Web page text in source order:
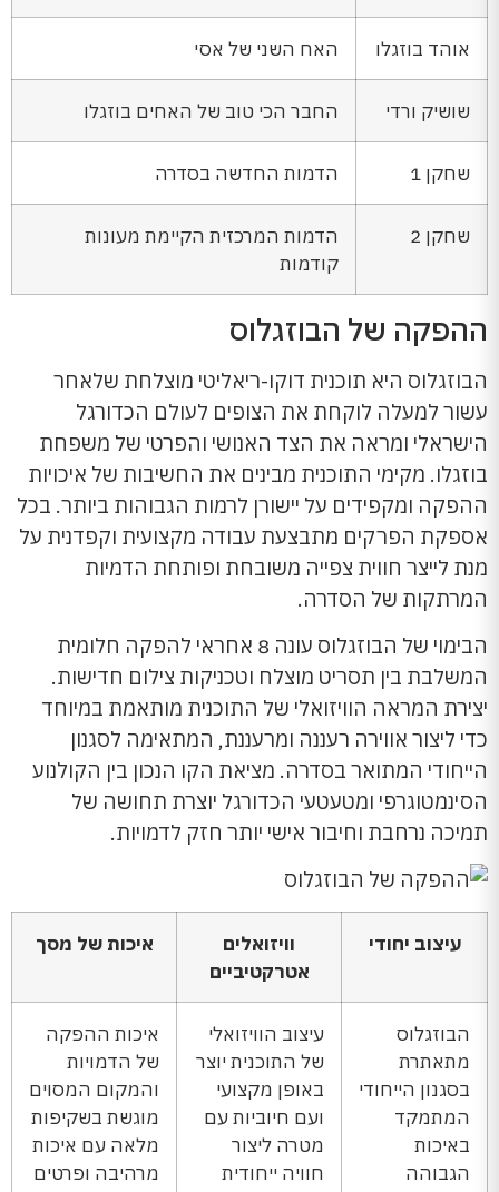
אוהד בוזגלו האח השני של אסי
שושיק ורדי החבר הכי טוב של האחים בוזגלו
שחקן 1 הדמות החדשה בסדרה
שחקן 2
הדמות המרכזית הקיימת מעונות
קודמות
ההפקה של הבוזגלוס
הבוזגלוס היא תוכנית דוקו-ריאליטי מוצלחת שלאחר
עשור למעלה לוקחת את הצופים לעולם הכדורגל
הישראלי ומראה את הצד האנושי והפרטי של משפחת
בוזגלו. מקימי התוכנית מבינים את החשיבות של איכויות
ההפקה ומקפידים על יישורן לרמות הגבוהות ביותר. בכל
אספקת הפרקים מתבצעת עבודה מקצועית וקפדנית על
מנת לייצר חווית צפייה משובחת ופותחת הדמיות
המרתקות של הסדרה.
הבימוי של הבוזגלוס עונה 8 אחראי להפקה חלומית
המשלבת בין תסריט מוצלח וטכניקות צילום חדישות.
יצירת המראה הוויזואלי של התוכנית מותאמת במיוחד
כדי ליצור אווירה רעננה ומרעננת, המתאימה לסגנון
הייחודי המתואר בסדרה. מציאת הקו הנכון בין הקולנוע
הסינמטוגרפי ומטעטעי הכדורגל יוצרת תחושה של
תמיכה נרחבת וחיבור אישי יותר חזק לדמויות.
עיצוב יחודי
וויזואלים
אטרקטיביים
איכות של מסך
הבוזגלוס
מתאתרת
בסגנון הייחודי
המתמקד
באיכות
הגבוהה
עיצוב הוויזואלי
של התוכנית יוצר
באופן מקצועי
ועם חיוביות עם
מטרה ליצור
חוויה ייחודית
איכות ההפקה
של הדמויות
והמקום המסוים
מוגשת בשקיפות
מלאה עם איכות
מרהיבה ופרטים